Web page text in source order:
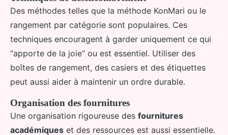
Des méthodes telles que la méthode KonMari ou le
rangement par catégorie sont populaires. Ces
techniques encouragent à garder uniquement ce qui
“apporte de la joie” ou est essentiel. Utiliser des
boîtes de rangement, des casiers et des étiquettes
peut aussi aider à maintenir un ordre durable.
Organisation des fournitures
Une organisation rigoureuse des fournitures
académiques et des ressources est aussi essentielle.